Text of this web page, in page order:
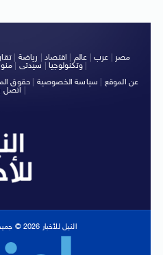
مصر عرب عالم اقتصاد رياضة |
وتكنولوجيا| سيدتى
|
عن الموقع
سياسة الخصوصية حقوق
اتصل
النيل للأخبار 2026 © جميع الحقوق محفوظة.